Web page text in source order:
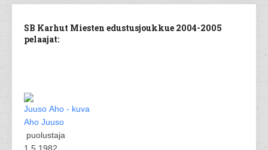
SB Karhut Miesten edustusjoukkue 2004-2005
pelaajat:
Aho Juuso
puolustaja